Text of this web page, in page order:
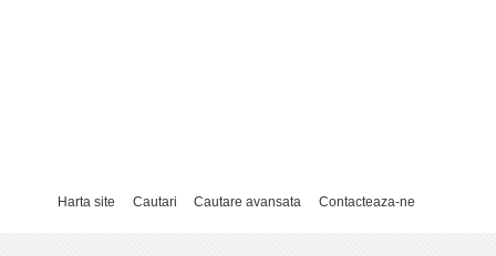
Harta site Cautari Cautare avansata Contacteaza-ne